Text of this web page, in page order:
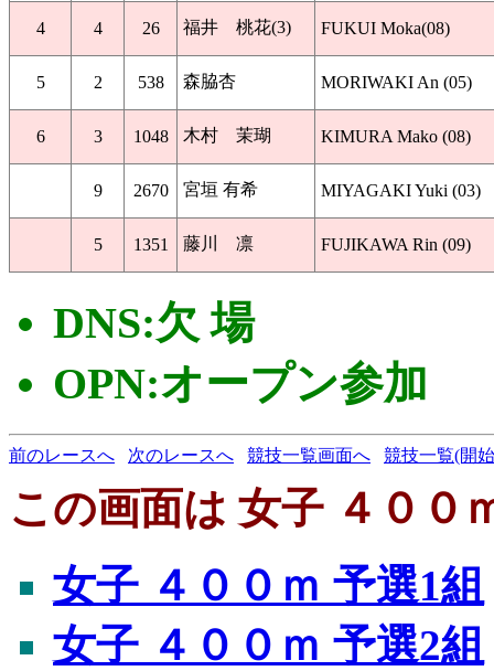
4 4 26 福井 桃花(3) FUKUI Moka(08)
5 2 538 森脇杏 MORIWAKI An (05)
6 3 1048 木村 茉瑚 KIMURA Mako (08)
9 2670 宮垣 有希 MIYAGAKI Yuki (03)
5 1351 藤川 凛 FUJIKAWA Rin (09)
DNS:欠 場
OPN:オープン参加
前のレースへ 次のレースへ 競技一覧画面へ 競技一覧(開
この画面は 女子 ４００
女子 ４００ｍ 予選1組
女子 ４００ｍ 予選2組